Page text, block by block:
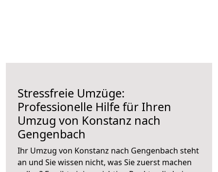
Stressfreie Umzüge:
Professionelle Hilfe für Ihren
Umzug von Konstanz nach
Gengenbach
Ihr Umzug von Konstanz nach Gengenbach steht
an und Sie wissen nicht, was Sie zuerst machen